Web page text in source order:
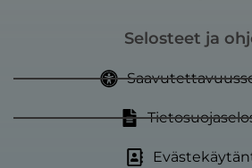
Selosteet ja